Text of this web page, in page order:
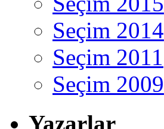
Seçim 2014
Seçim 2011
Seçim 2009
Yazarlar